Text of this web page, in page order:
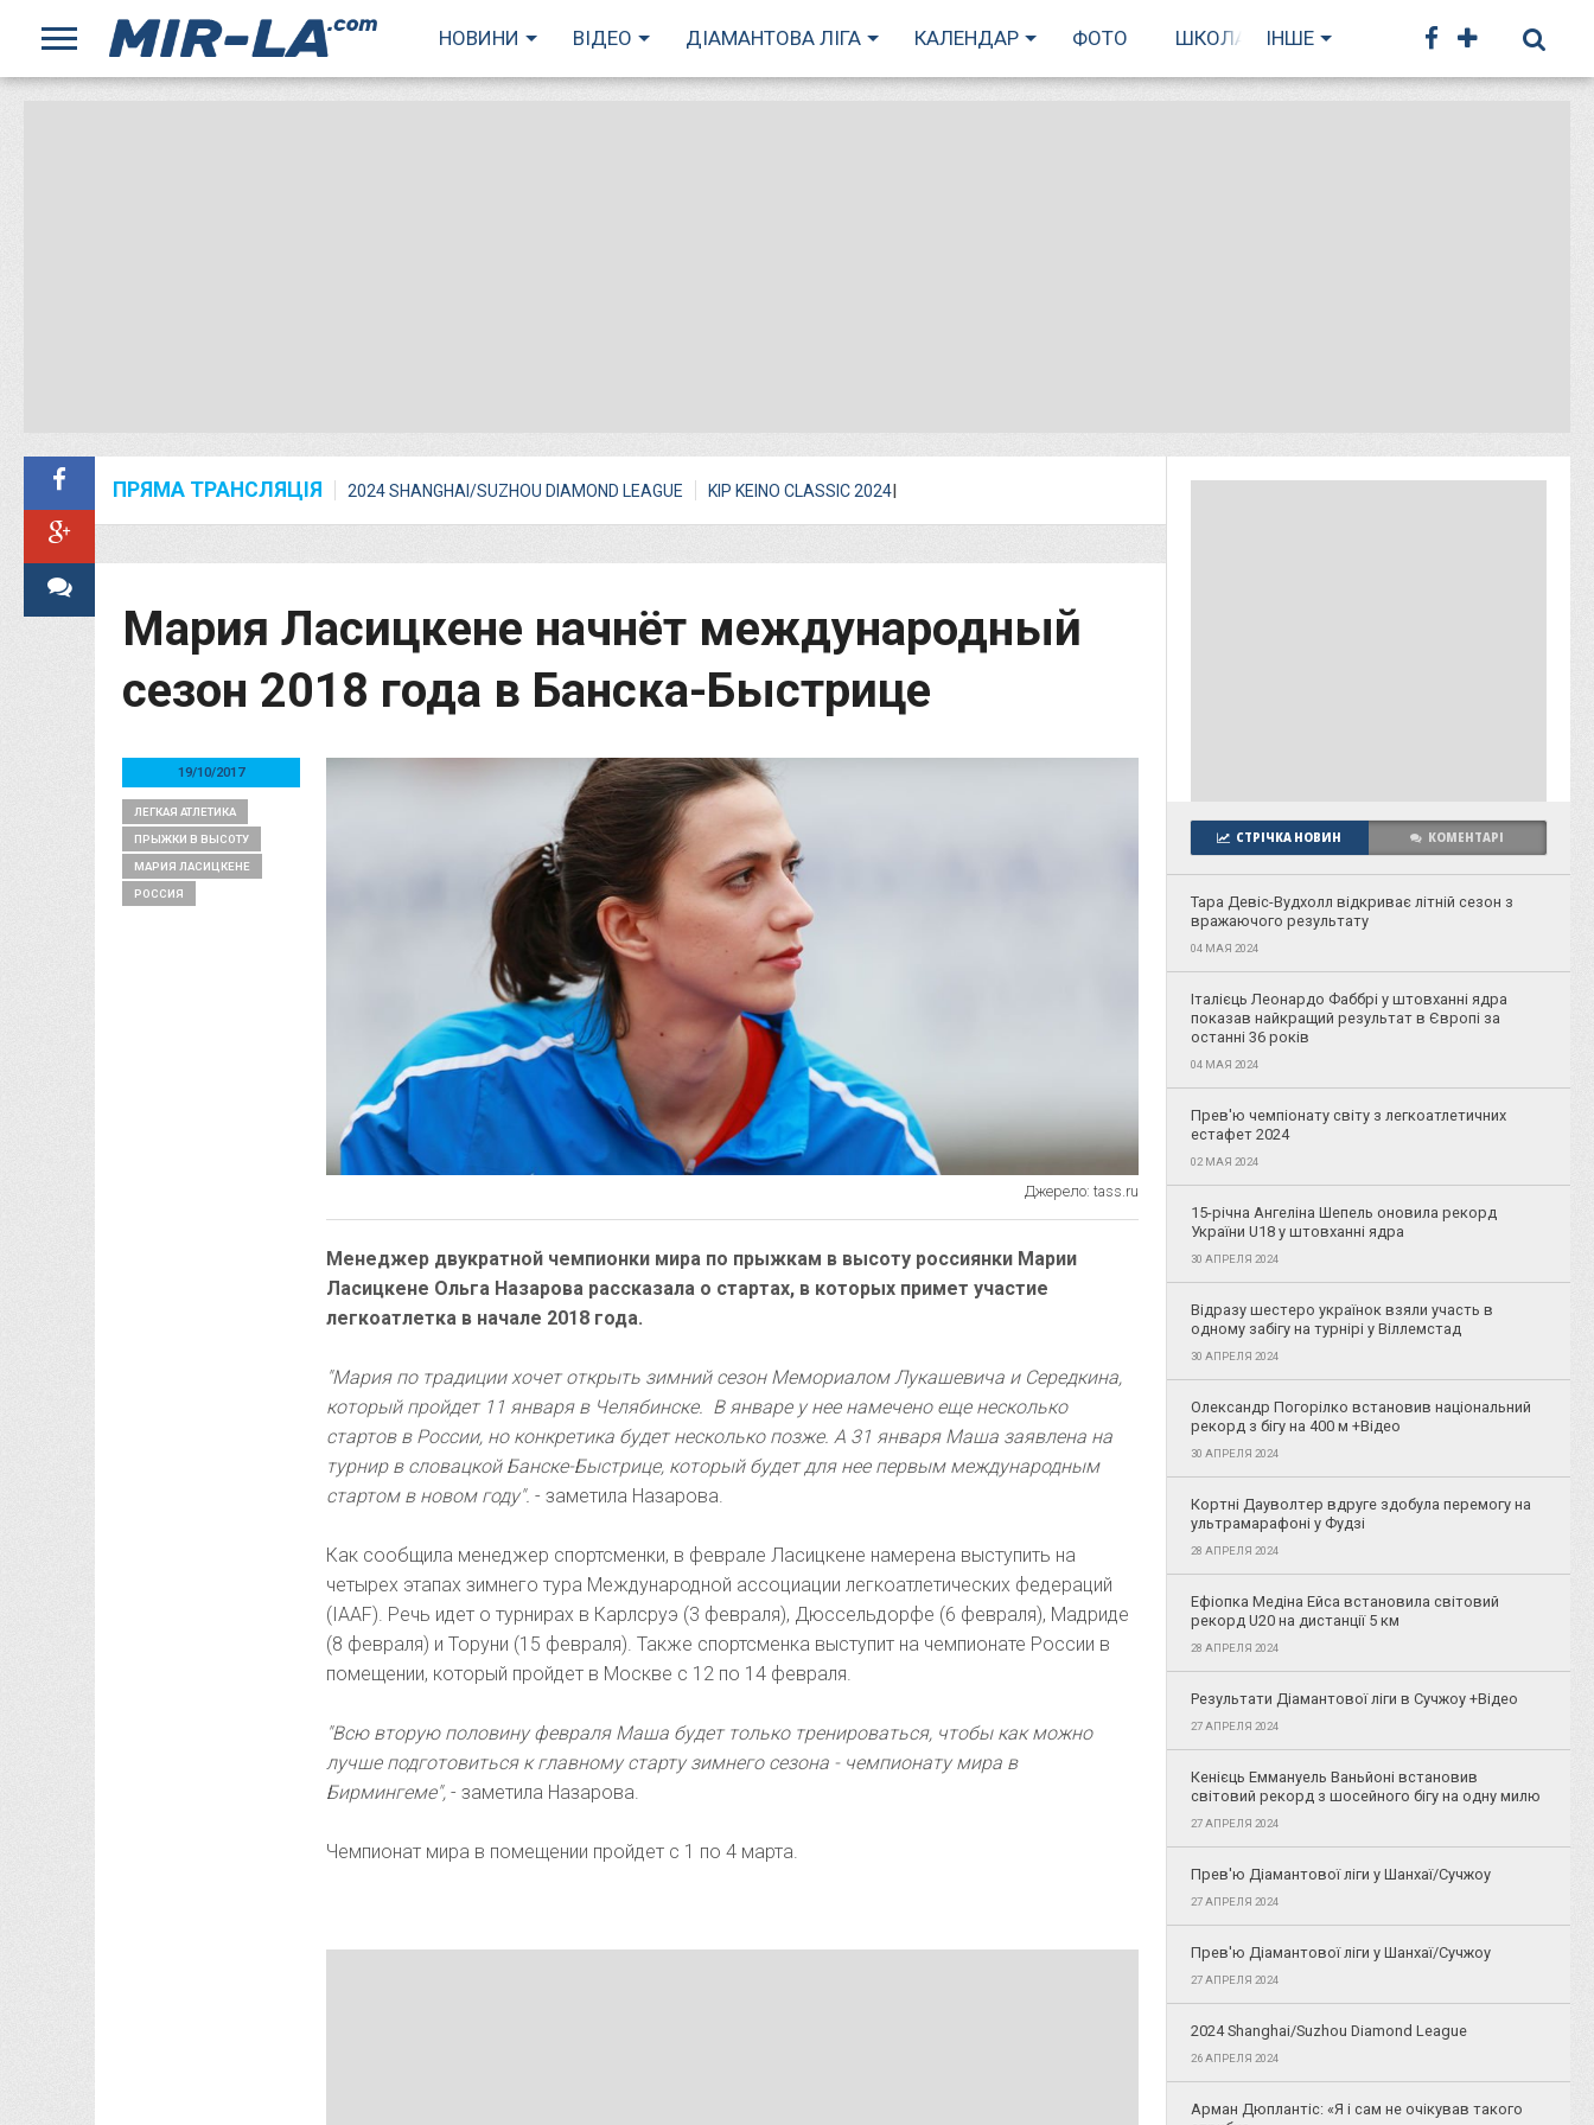
НОВИНИ ВІДЕО ДІАМАНТОВА ЛІГА КАЛЕНДАР ФОТО ШКОЛА БІГУ
ІНШЕ
ПРЯМА ТРАНСЛЯЦІЯ 2024 SHANGHAI/SUZHOU DIAMOND LEAGUE I
KIP KEINO CLASSIC 2024
Мария Ласицкене начнёт международный
сезон 2018 года в Банска-Быстрице
Джерело: tass.ru
Менеджер двукратной чемпионки мира по прыжкам в высоту россиянки Марии
Ласицкене Ольга Назарова рассказала о стартах, в которых примет участие
легкоатлетка в начале 2018 года.
"Мария по традиции хочет открыть зимний сезон Мемориалом Лукашевича и Середкина,
который пройдет 11 января в Челябинске. В январе у нее намечено еще несколько
стартов в России, но конкретика будет несколько позже. А 31 января Маша заявлена на
турнир в словацкой Банске-Быстрице, который будет для нее первым международным
стартом в новом году". - заметила Назарова.
Как сообщила менеджер спортсменки, в феврале Ласицкене намерена выступить на
четырех этапах зимнего тура Международной ассоциации легкоатлетических федераций
(IAAF). Речь идет о турнирах в Карлсруэ (3 февраля), Дюссельдорфе (6 февраля), Мадриде
(8 февраля) и Торуни (15 февраля). Также спортсменка выступит на чемпионате России в
помещении, который пройдет в Москве с 12 по 14 февраля.
"Всю вторую половину февраля Маша будет только тренироваться, чтобы как можно
лучше подготовиться к главному старту зимнего сезона - чемпионату мира в
Бирмингеме",- заметила Назарова.
Чемпионат мира в помещении пройдет с 1 по 4 марта.
19/10/2017
ЛЕГКАЯ АТЛЕТИКА
ПРЫЖКИ В ВЫСОТУ
МАРИЯ ЛАСИЦКЕНЕ
РОССИЯ
СТРІЧКА НОВИН КОМЕНТАРІ
Тара Девіс-Вудхолл відкриває літній сезон з
вражаючого результату
04 МАЯ 2024
Італієць Леонардо Фаббрі у штовханні ядра
показав найкращий результат в Європі за
останні 36 років
04 МАЯ 2024
Прев'ю чемпіонату світу з легкоатлетичних
естафет 2024
02 МАЯ 2024
15-річна Ангеліна Шепель оновила рекорд
України U18 у штовханні ядра
30 АПРЕЛЯ 2024
Відразу шестеро українок взяли участь в
одному забігу на турнірі у Віллемстад
30 АПРЕЛЯ 2024
Олександр Погорілко встановив національний
рекорд з бігу на 400 м +Відео
30 АПРЕЛЯ 2024
Кортні Дауволтер вдруге здобула перемогу на
ультрамарафоні у Фудзі
28 АПРЕЛЯ 2024
Ефіопка Медіна Ейса встановила світовий
рекорд U20 на дистанції 5 км
28 АПРЕЛЯ 2024
Результати Діамантової ліги в Сучжоу +Відео
27 АПРЕЛЯ 2024
Кенієць Еммануель Ваньйоні встановив
світовий рекорд з шосейного бігу на одну милю
27 АПРЕЛЯ 2024
Прев'ю Діамантової ліги у Шанхаї/Сучжоу
27 АПРЕЛЯ 2024
Прев'ю Діамантової ліги у Шанхаї/Сучжоу
27 АПРЕЛЯ 2024
2024 Shanghai/Suzhou Diamond League
26 АПРЕЛЯ 2024
Арман Дюплантіс: «Я і сам не очікував такого